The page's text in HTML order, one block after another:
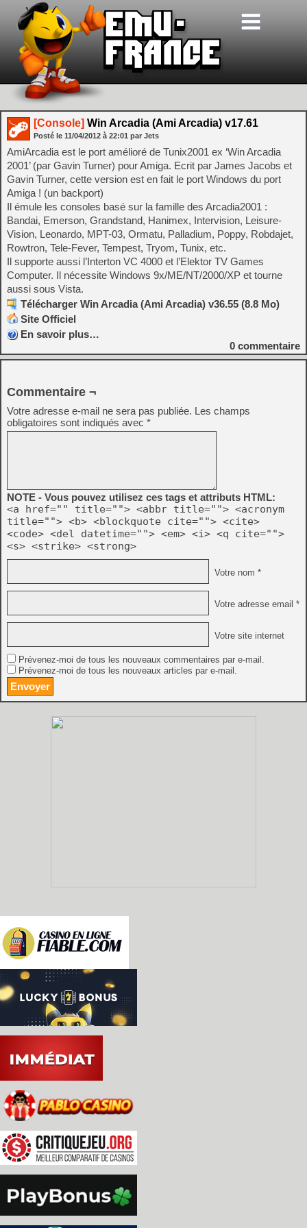
[Console] Win Arcadia (Ami Arcadia) v17.61
Posté le 11/04/2012 à 22:01 par Jets
AmiArcadia est le port amélioré de Tunix2001 ex ‘Win Arcadia
2001’ (par Gavin Turner) pour Amiga. Ecrit par James Jacobs et
Gavin Turner, cette version est en fait le port Windows du port
Amiga ! (un backport)
Il émule les consoles basé sur la famille des Arcadia2001 :
Bandai, Emerson, Grandstand, Hanimex, Intervision, Leisure-
Vision, Leonardo, MPT-03, Ormatu, Palladium, Poppy, Robdajet,
Rowtron, Tele-Fever, Tempest, Tryom, Tunix, etc.
Il supporte aussi l’Interton VC 4000 et l’Elektor TV Games
Computer. Il nécessite Windows 9x/ME/NT/2000/XP et tourne
aussi sous Vista.
Télécharger Win Arcadia (Ami Arcadia) v36.55 (8.8 Mo)
Site Officiel
En savoir plus…
0 commentaire
Commentaire ¬
Votre adresse e-mail ne sera pas publiée. Les champs
obligatoires sont indiqués avec *
NOTE - Vous pouvez utilisez ces tags et attributs HTML:
<a href="" title=""> <abbr title=""> <acronym
title=""> <b> <blockquote cite=""> <cite>
<code> <del datetime=""> <em> <i> <q cite="">
<s> <strike> <strong>
Votre nom *
Votre adresse email *
Votre site internet
Prévenez-moi de tous les nouveaux commentaires par e-mail.
Prévenez-moi de tous les nouveaux articles par e-mail.